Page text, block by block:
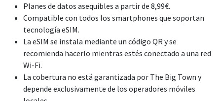
Planes de datos asequibles a partir de 8,99€.
Compatible con todos los smartphones que soportan
tecnología eSIM.
La eSIM se instala mediante un código QR y se
recomienda hacerlo mientras estés conectado a una red
Wi-Fi.
La cobertura no está garantizada por The Big Town y
depende exclusivamente de los operadores móviles